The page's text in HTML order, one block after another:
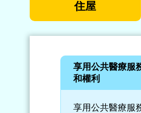
住屋
享用公共醫療服
和權利
享用公共醫療服